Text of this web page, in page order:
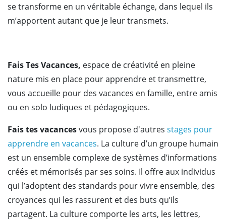
se transforme en un véritable échange, dans lequel ils
m’apportent autant que je leur transmets.
Fais Tes Vacances, espace de créativité en pleine
nature mis en place pour apprendre et transmettre,
vous accueille pour des vacances en famille, entre amis
ou en solo ludiques et pédagogiques.
Fais tes vacancesvous propose d'autres stages pour
apprendre en vacances. La culture d’un groupe humain
est un ensemble complexe de systèmes d’informations
créés et mémorisés par ses soins. Il offre aux individus
qui l’adoptent des standards pour vivre ensemble, des
croyances qui les rassurent et des buts qu’ils
partagent. La culture comporte les arts, les lettres,